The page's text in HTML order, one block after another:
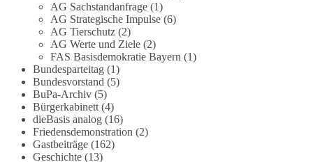
1 Auf Facebook ansehen
DieBasis
22 Stunden zuvor
Jetzt abstimmen: Welche Rolle soll Deutschland
in Sachen Verteidung übernehmen❓
Das Bundesministerium der Verteidigung schreibt
im Strategiepapier, dass die Bundeswehr zum
AG Sachstandanfrage(1)
AG Strategische Impulse(6)
AG Tierschutz(2)
AG Werte und Ziele(2)
FAS Basisdemokratie Bayern (1)
Bundesparteitag(1)
Bundesvorstand (5)
BuPa-Archiv(5)
Bürgerkabinett(4)
dieBasis analog(16)
Friedensdemonstration (2)
Gastbeiträge(162)
Geschichte(13)